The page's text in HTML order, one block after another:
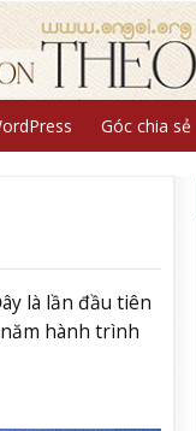
Góc chia sẻ
là lần đầu tiên
hành trình